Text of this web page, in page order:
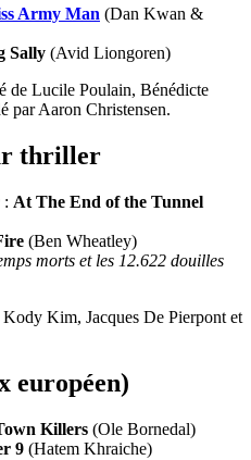
Army Man (Dan Kwan &
Sally (Avid Liongoren)
de Lucile Poulain, Bénédicte
par Aaron Christensen.
thriller
: At The End of the Tunnel
(Ben Wheatley)
morts et les 12.622 douilles
Kim, Jacques De Pierpont et
européen)
Killers (Ole Bornedal)
9 (Hatem Khraiche)